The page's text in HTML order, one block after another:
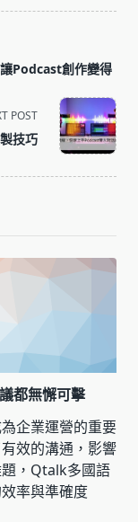
Podcast創作變得
POST
技巧
都無懈可擊
企業運營的重要
效的溝通，影響
，Qtalk多國語
率與準確度